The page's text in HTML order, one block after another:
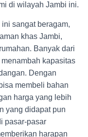
di wilayah Jambi ini.
sangat beragam,
khas Jambi,
Banyak dari
kapasitas
Dengan
membeli bahan
harga yang lebih
yang didapat pun
pasar-pasar
harapan